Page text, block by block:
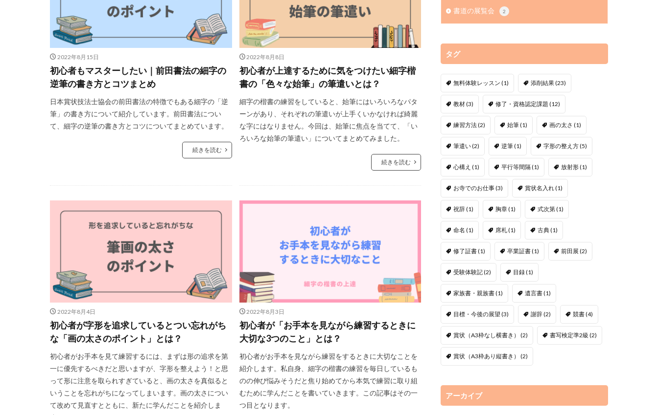
2022年8月15日
初心者もマスターしたい｜前田書法の細字の
逆筆の書き方とコツまとめ
日本賞状技法士協会の前田書法の特徴でもある細字の「逆
筆」の書き方について紹介しています。前田書法につい
て、細字の逆筆の書き方とコツについてまとめています。
続きを読む
2022年8月8日
初心者が上達するために気をつけたい細字楷
書の「色々な始筆」の筆遣いとは？
細字の楷書の練習をしていると、始筆にはいろいろなパタ
ーンがあり、それぞれの筆遣いが上手くいかなければ綺麗
な字にはなりません。今回は、始筆に焦点を当てて、「い
ろいろな始筆の筆遣い」についてまとめてみました。
続きを読む
2022年8月4日
初心者が字形を追求しているとつい忘れがち
な「画の太さのポイント」とは？
初心者がお手本を見て練習するには、まずは形の追求を第
一に優先するべきだと思いますが、字形を整えよう！と思
って形に注意を取られすぎていると、画の太さを真似ると
いうことを忘れがちになってしまいます。画の太さについ
て改めて見直すとともに、新たに学んだことを紹介しま
2022年8月3日
初心者が「お手本を見ながら練習するときに
大切な3つのこと」とは？
初心者がお手本を見ながら練習をするときに大切なことを
紹介します。私自身、細字の楷書の練習を毎日しているも
のの伸び悩みそうだと焦り始めてから本気で練習に取り組
むために学んだことを書いていきます。この記事はその一
つ目となります。
書道の展覧会 2
タグ
無料体験レッスン (1) 添削結果(23)
教材(3) 修了・資格認定課題 (12)
練習方法(2) 始筆(1) 画の太さ (1)
筆遣い(2) 逆筆(1) 字形の整え方(5)
心構え (1) 平行等間隔(1) 放射形(1)
お寺でのお仕事(3) 賞状名入れ(1)
祝辞(1) 胸章(1) 式次第(1)
命名 (1) 席札(1) 古典(1)
修了証書(1) 卒業証書(1) 前田展 (2)
受験体験記(2) 目録(1)
家族書・親族書(1) 遺言書(1)
目標・今後の展望 (3) 謝辞(2) 競書(4)
賞状（A3枠なし横書き） (2) 書写検定準2級 (2)
賞状（A3枠あり縦書き） (2)
アーカイブ